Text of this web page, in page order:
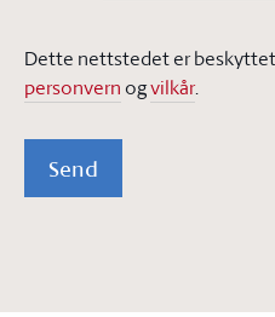
Dette nettstedet er beskyttet
personvern ogvilkår.
Send